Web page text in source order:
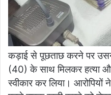
कड़ाई से पूछताछ करने पर
(40) के साथ मिलकर हत्या
स्वीकार कर लिया। आरोपियों